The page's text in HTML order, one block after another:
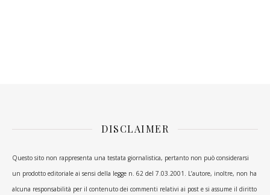
DISCLAIMER
Questo sito non rappresenta una testata giornalistica, pertanto non può considerarsi
un prodotto editoriale ai sensi della legge n. 62 del 7.03.2001. L’autore, inoltre, non ha
alcuna responsabilità per il contenuto dei commenti relativi ai post e si assume il diritto